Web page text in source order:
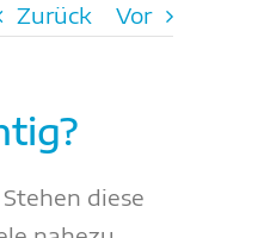
Zurück Vor
diese